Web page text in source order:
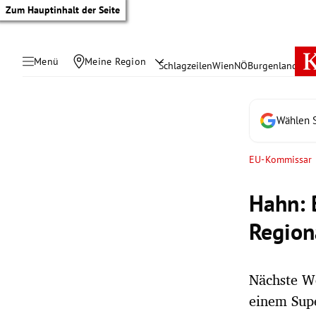
Zum Hauptinhalt der Seite
Menü Meine Region SchlagzeilenWienNÖBurgenland
Wählen
EU-Kommissar
Hahn:
Nächste
einem